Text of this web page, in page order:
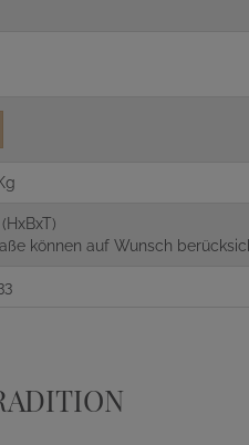
können auf Wunsch